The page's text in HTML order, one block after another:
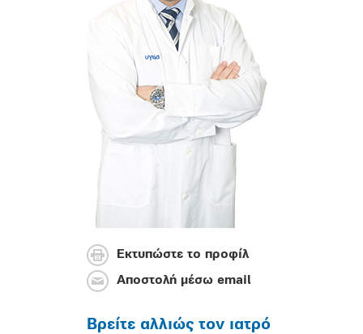
Εκτυπώστε το προφίλ
Αποστολή μέσω email
Βρείτε αλλιώς τον ιατρό